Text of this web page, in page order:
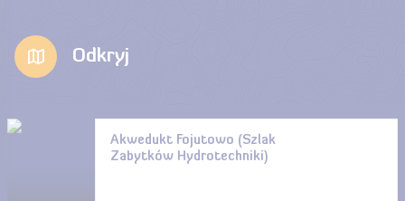
Odkryj
Akwedukt Fojutowo (Szlak
Zabytków Hydrotechniki)